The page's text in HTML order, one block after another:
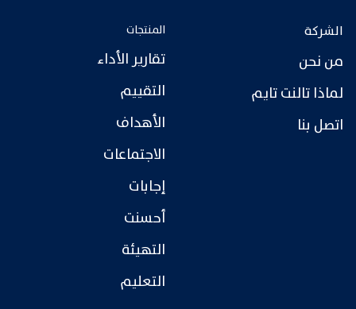
الشركة
من نحن
لماذا تالنت تايم
اتصل بنا
المنتجات
تقارير الأداء
التقييم
الأهداف
الاجتماعات
إجابات
أحسنت
التهيئة
التعليم